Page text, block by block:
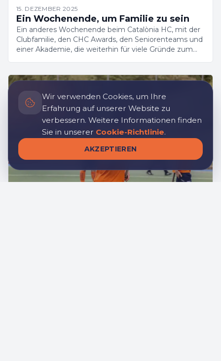
15. DEZEMBER 2025
Ein Wochenende, um Familie zu sein
Ein anderes Wochenende beim Catalònia HC, mit der
Clubfamilie, den CHC Awards, den Seniorenteams und
einer Akademie, die weiterhin für viele Gründe zum
Wir verwenden Cookies, um Ihre
Erfahrung auf unserer Website zu
verbessern. Weitere Informationen finden
Sie in unserer Cookie-Richtlinie.
AKZEPTIEREN